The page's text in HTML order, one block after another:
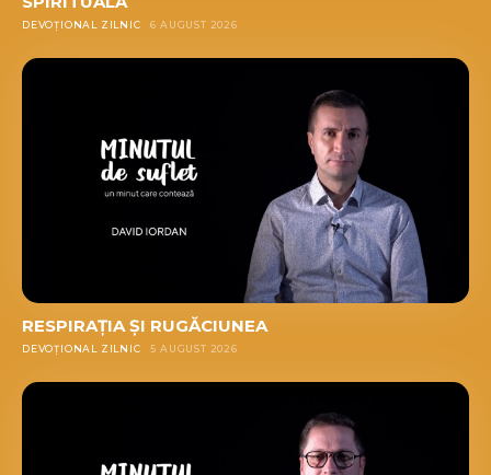
DEVOȚIONAL ZILNIC 6 AUGUST 2026
RESPIRAȚIA ȘI RUGĂCIUNEA
DEVOȚIONAL ZILNIC 5 AUGUST 2026